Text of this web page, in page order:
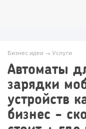
Бизнес идеи → Услуги
Автоматы
зарядки
устройств
бизнес -